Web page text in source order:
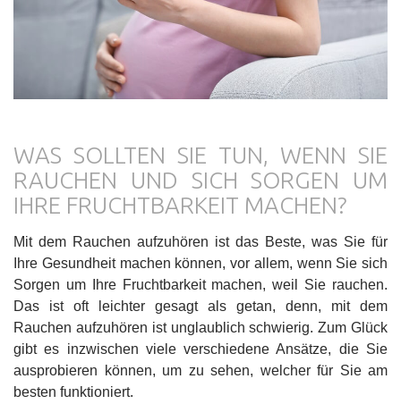
WAS SOLLTEN SIE TUN, WENN SIE
RAUCHEN UND SICH SORGEN UM
IHRE FRUCHTBARKEIT MACHEN?
Mit dem Rauchen aufzuhören ist das Beste, was Sie für
Ihre Gesundheit machen können, vor allem, wenn Sie sich
Sorgen um Ihre Fruchtbarkeit machen, weil Sie rauchen.
Das ist oft leichter gesagt als getan, denn, mit dem
Rauchen aufzuhören ist unglaublich schwierig. Zum Glück
gibt es inzwischen viele verschiedene Ansätze, die Sie
ausprobieren können, um zu sehen, welcher für Sie am
besten funktioniert.